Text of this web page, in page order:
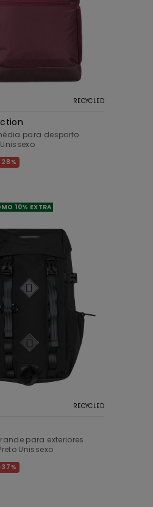
RECYCLED
para desporto
28%
10% EXTRA
RECYCLED
para exteriores
Unissexo
37%